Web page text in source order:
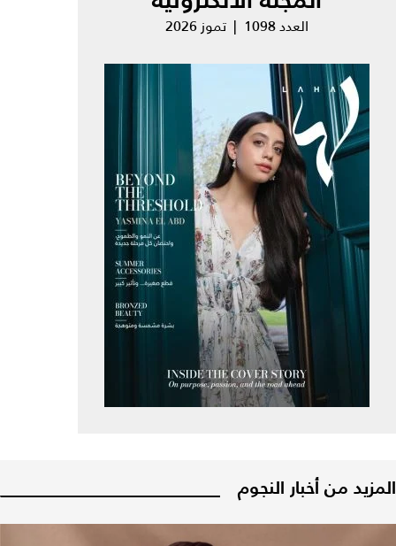
العدد 1098 | تموز 2026
المزيد من أخبار النجوم